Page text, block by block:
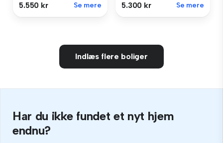
5.550 kr Se mere 5.300 kr Se mere
Indlæs flere boliger
Har du ikke fundet et nyt hjem
endnu?